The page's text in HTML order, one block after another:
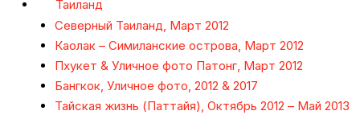
Таиланд
Северный Таиланд, Март 2012
Каолак – Симиланские острова, Март 2012
Пхукет & Уличное фото Патонг, Март 2012
Бангкок, Уличное фото, 2012 & 2017
Тайская жизнь (Паттайя), Октябрь 2012 – Май 2013